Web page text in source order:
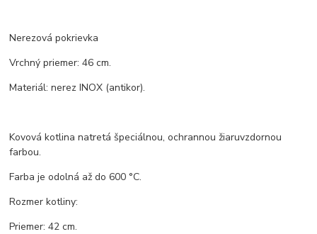
Nerezová pokrievka
Vrchný priemer: 46 cm.
Materiál: nerez INOX (antikor).
Kovová kotlina natretá špeciálnou, ochrannou žiaruvzdornou
farbou.
Farba je odolná až do 600 °C.
Rozmer kotliny:
Priemer: 42 cm.